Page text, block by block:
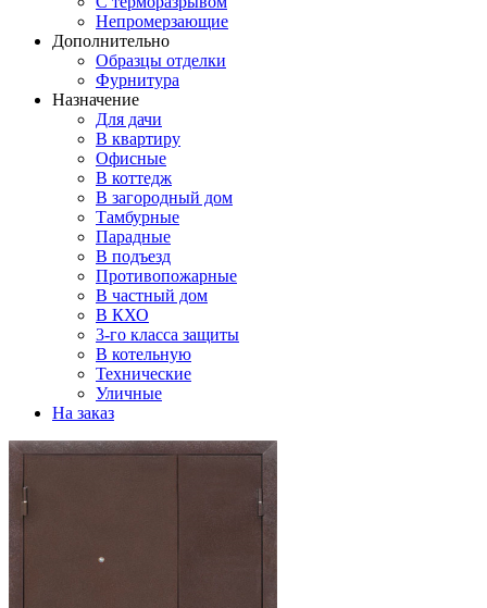
Непромерзающие
Дополнительно
Образцы отделки
Фурнитура
Назначение
Для дачи
В квартиру
Офисные
В коттедж
В загородный дом
Тамбурные
Парадные
В подъезд
Противопожарные
В частный дом
В КХО
3-го класса защиты
В котельную
Технические
Уличные
На заказ